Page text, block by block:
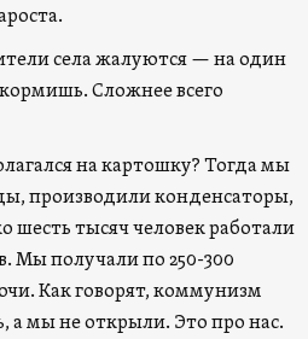
села жалуются — на один
Сложнее всего
на картошку? Тогда мы
производили конденсаторы,
шесть тысяч человек работали
Мы получали по 250-300
Как говорят, коммунизм
а мы не открыли. Это про нас.